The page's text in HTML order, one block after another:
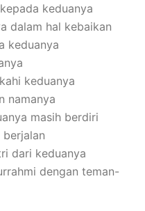
keduanya
dalam hal kebaikan
keduanya
keduanya
namanya
masih berdiri
dari keduanya
dengan teman-